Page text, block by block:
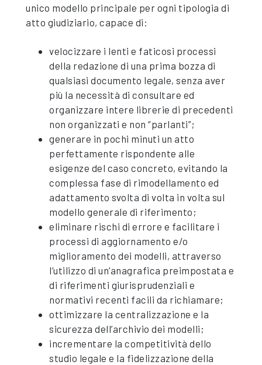
unico modello principale per ogni tipologia di
atto giudiziario, capace di:
velocizzare i lenti e faticosi processi
della redazione di una prima bozza di
qualsiasi documento legale, senza aver
più la necessità di consultare ed
organizzare intere librerie di precedenti
non organizzati e non “parlanti”;
generare in pochi minuti un atto
perfettamente rispondente alle
esigenze del caso concreto, evitando la
complessa fase di rimodellamento ed
adattamento svolta di volta in volta sul
modello generale di riferimento;
eliminare rischi di errore e facilitare i
processi di aggiornamento e/o
miglioramento dei modelli, attraverso
l’utilizzo di un’anagrafica preimpostata e
di riferimenti giurisprudenziali e
normativi recenti facili da richiamare;
ottimizzare la centralizzazione e la
sicurezza dell’archivio dei modelli;
incrementare la competitività dello
studio legale e la fidelizzazione della